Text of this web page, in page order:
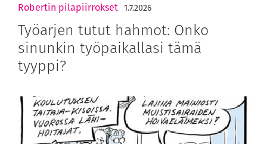
Robertin pilapiirrokset 1.7.2026
Työarjen tutut hahmot: Onko
sinunkin työpaikallasi tämä
tyyppi?